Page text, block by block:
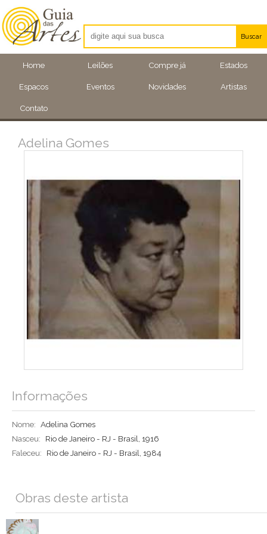
Home Leilões Compre já Estados
Espacos Eventos Novidades Artistas
Contato
Buscar
Artistas
Eventos
Adelina Gomes
Informações
Nome: Adelina Gomes
Nasceu:
Rio de Janeiro - RJ - Brasil, 1916
Faleceu:
Rio de Janeiro - RJ - Brasil, 1984
Obras deste artista